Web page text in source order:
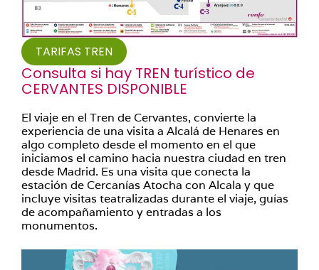
TARIFAS TREN
Consulta si hay TREN turístico de
CERVANTES DISPONIBLE
El viaje en el Tren de Cervantes, convierte la
experiencia de una visita a Alcalá de Henares en
algo completo desde el momento en el que
iniciamos el camino hacia nuestra ciudad en tren
desde Madrid. Es una visita que conecta la
estación de Cercanías Atocha con Alcala y que
incluye visitas teatralizadas durante el viaje, guías
de acompañamiento y entradas a los
monumentos.